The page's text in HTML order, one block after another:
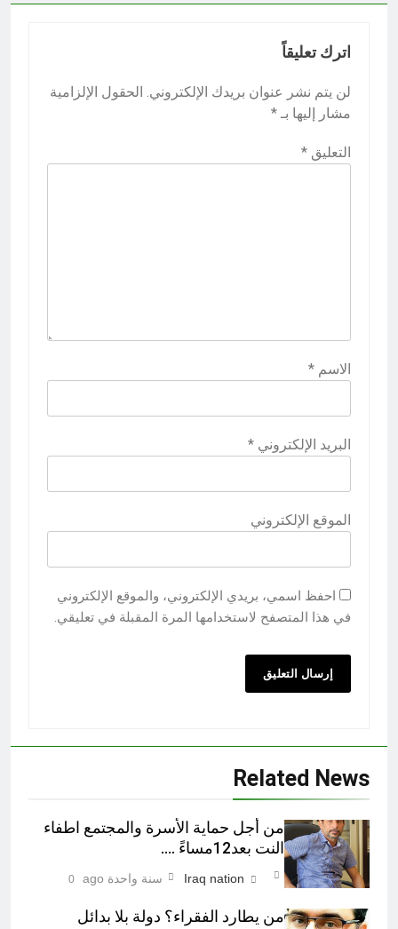
اترك تعليقاً
لن يتم نشر عنوان بريدك الإلكتروني. الحقول الإلزامية
مشار إليها بـ *
التعليق *
الاسم *
البريد الإلكتروني *
الموقع الإلكتروني
احفظ اسمي، بريدي الإلكتروني، والموقع الإلكتروني
في هذا المتصفح لاستخدامها المرة المقبلة في تعليقي.
Related News
من أجل حماية الأسرة والمجتمع اطفاء
النت بعد12مساءً ….
Iraq nation سنة واحدة ago 0
من يطارد الفقراء؟ دولة بلا بدائل